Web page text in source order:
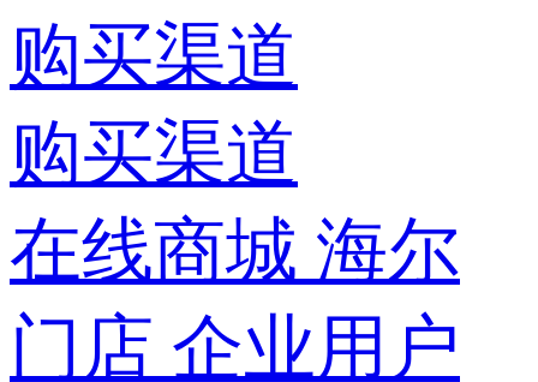
购买渠道
购买渠道
在线商城 海尔
门店 企业用户